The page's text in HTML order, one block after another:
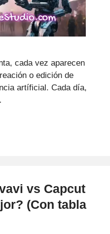
cada vez aparecen
o edición de
artíficial. Cada día,
vs Capcut
(Con tabla